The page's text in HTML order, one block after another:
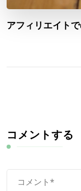
アフィリエイト
コメントする